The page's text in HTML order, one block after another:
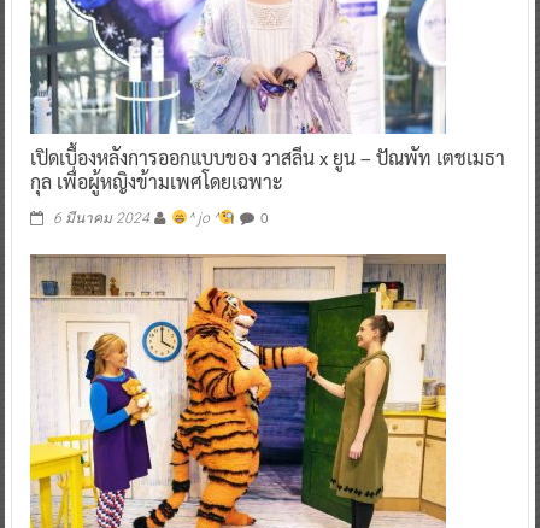
เปิดเบื้องหลังการออกแบบของ วาสลีน x ยูน – ปัณพัท เตชเมธา
กุล เพื่อผู้หญิงข้ามเพศโดยเฉพาะ
6 มีนาคม 2024 ^ jo ^ 0